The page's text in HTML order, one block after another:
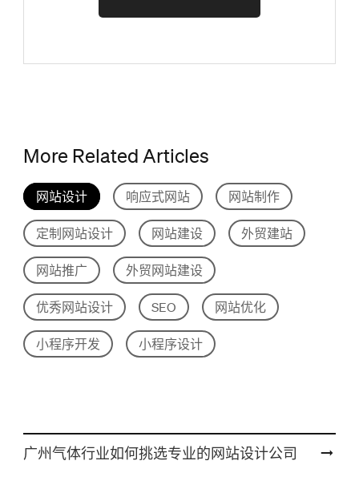
More Related Articles
网站设计 响应式网站 网站制作
定制网站设计 网站建设 外贸建站
网站推广 外贸网站建设
优秀网站设计 SEO 网站优化
小程序开发 小程序设计
广州气体行业如何挑选专业的网站设计公司